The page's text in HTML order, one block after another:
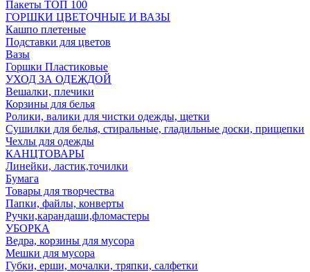
Пакеты ТОП 100
ГОРШКИ ЦВЕТОЧНЫЕ И ВАЗЫ
Кашпо плетеные
Подставки для цветов
Вазы
Горшки Пластиковые
УХОД ЗА ОДЕЖДОЙ
Вешалки, плечики
Корзины для белья
Ролики, валики для чистки одежды, щетки
Сушилки для белья, стиральные, гладильные доски, прищепки
Чехлы для одежды
КАНЦТОВАРЫ
Линейки, ластик,точилки
Бумага
Товары для творчества
Папки, файлы, конверты
Ручки,карандаши,фломастеры
УБОРКА
Ведра, корзины для мусора
Мешки для мусора
Губки, ерши, мочалки, тряпки, салфетки